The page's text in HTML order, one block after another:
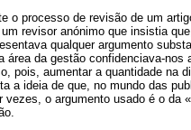
o processo de revisão de um
revisor anónimo que insistia
qualquer argumento
área da gestão confidenciava-
pois, aumentar a quantidade na
a ideia de que, no mundo das
vezes, o argumento usado é o da